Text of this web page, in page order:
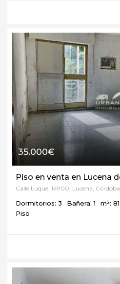
35.000€
Calle Luque, 14900, Lucena, Córdoba
Dormitorios: 3 Bañera: 1
m²: 81
Piso